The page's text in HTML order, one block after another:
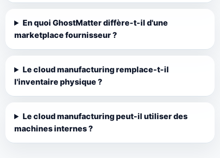
En quoi GhostMatter diffère-t-il d'une
marketplace fournisseur ?
Le cloud manufacturing remplace-t-il
l'inventaire physique ?
Le cloud manufacturing peut-il utiliser des
machines internes ?